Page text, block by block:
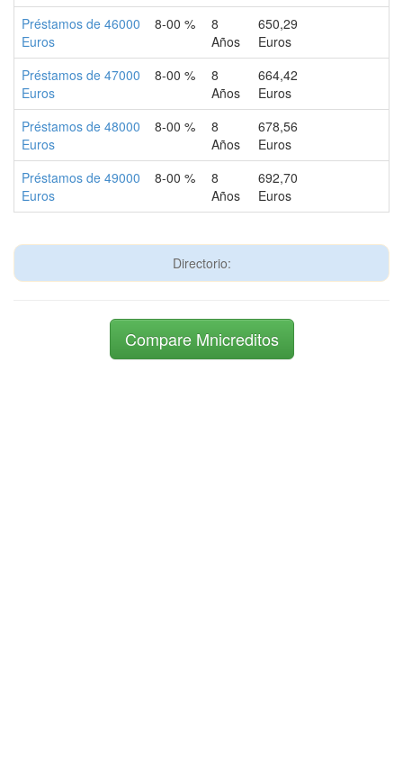
Préstamos de 46000
Euros
8-00 %
8
Años
650,29
Euros
Préstamos de 47000
Euros
8-00 %
8
Años
664,42
Euros
Préstamos de 48000
Euros
8-00 %
8
Años
678,56
Euros
Préstamos de 49000
Euros
8-00 %
8
Años
692,70
Euros
Directorio:
Compare Mnicreditos